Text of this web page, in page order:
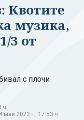
Квотите
музика,
3 от
с плочи
ч.
май 2023 г., 17:53 ч.